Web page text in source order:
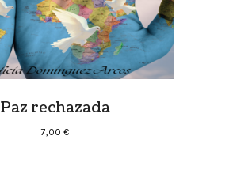
Paz rechazada
7,00€